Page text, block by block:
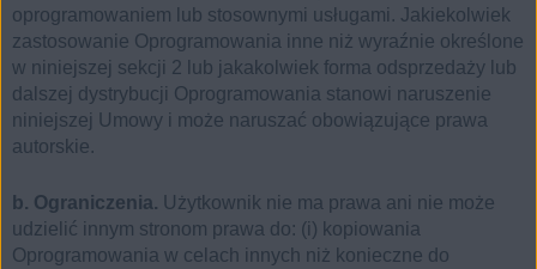
oprogramowaniem lub stosownymi usługami. Jakiekolwiek
zastosowanie Oprogramowania inne niż wyraźnie określone
w niniejszej sekcji 2 lub jakakolwiek forma odsprzedaży lub
dalszej dystrybucji Oprogramowania stanowi naruszenie
niniejszej Umowy i może naruszać obowiązujące prawa
autorskie.
b. Ograniczenia. Użytkownik nie ma prawa ani nie może
udzielić innym stronom prawa do: (i) kopiowania
Oprogramowania w celach innych niż konieczne do